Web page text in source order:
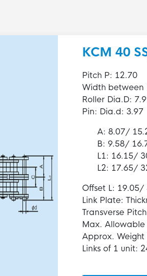
KCM 40
Pitch P: 12.70
Width between
Roller Dia.D:
Pin: Dia.d: 3.97
A: 8.07/
B: 9.58/
L1: 16.15/
L2: 17.65/
Offset L: 19.05/
Link Plate:
Transverse
Max. Allowable
Approx.
Links of 1 unit: